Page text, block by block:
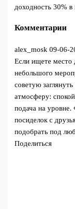
доходность 30% в
Комментарии
alex_mosk 09-06-
Если ищете место
небольшого
советую
атмосферу:
подача на
посиделок с
подобрать под
Поделиться